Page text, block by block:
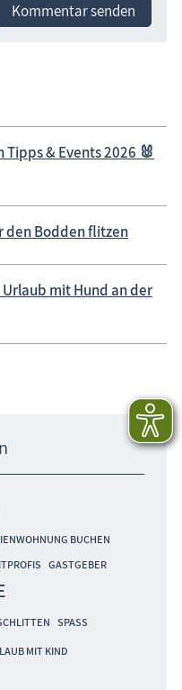
Kommentar senden
& Events 2026 🐰
den Bodden flitzen
mit Hund an der
BUCHEN
GASTGEBER
SPASS
MIT KIND